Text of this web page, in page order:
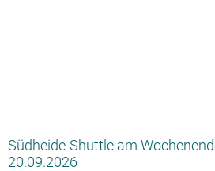
Südheide-Shuttle am
20.09.2026